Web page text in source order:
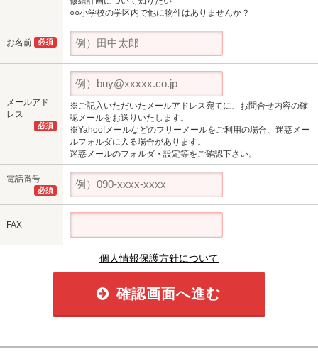
○○小学校の学区内で他に物件はありませんか？
お名前 必須
メールアド
レス
必須
※ご記入いただいたメールアドレス宛てに、お問合せ内容の確
認メールをお送りいたします。
※Yahoo!メールなどのフリーメールをご利用の場合、迷惑メー
ルフォルダに入る場合があります。
迷惑メールのフォルダ・設定等をご確認下さい。
電話番号
必須
FAX
個人情報保護方針について
確認画面へ進む